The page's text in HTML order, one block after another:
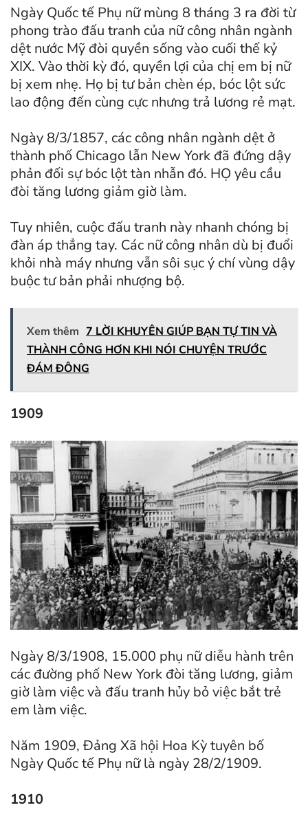
Ngày Quốc tế Phụ nữ mùng 8 tháng 3 ra đời từ
phong trào đấu tranh của nữ công nhân ngành
dệt nước Mỹ đòi quyền sống vào cuối thế kỷ
XIX. Vào thời kỳ đó, quyền lợi của chị em bị nữ
bị xem nhẹ. Họ bị tư bản chèn ép, bóc lột sức
lao động đến cùng cực nhưng trả lương rẻ mạt.
Ngày 8/3/1857, các công nhân ngành dệt ở
thành phố Chicago lẫn New York đã đứng dậy
phản đối sự bóc lột tàn nhẫn đó. HỌ yêu cầu
đòi tăng lương giảm giờ làm.
Tuy nhiên, cuộc đấu tranh này nhanh chóng bị
đàn áp thẳng tay. Các nữ công nhân dù bị đuổi
khỏi nhà máy nhưng vẫn sôi sục ý chí vùng dậy
buộc tư bản phải nhượng bộ.
Xem thêm 7 LỜI KHUYÊN GIÚP BẠN TỰ TIN VÀ
THÀNH CÔNG HƠN KHI NÓI CHUYỆN TRƯỚC
ĐÁM ĐÔNG
1909
Ngày 8/3/1908, 15.000 phụ nữ diễu hành trên
các đường phố New York đòi tăng lương, giảm
giờ làm việc và đấu tranh hủy bỏ việc bắt trẻ
em làm việc.
Năm 1909, Đảng Xã hội Hoa Kỳ tuyên bố
Ngày Quốc tế Phụ nữ là ngày 28/2/1909.
1910